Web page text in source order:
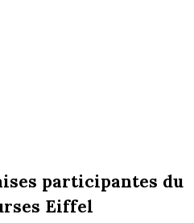
participantes du
Eiffel